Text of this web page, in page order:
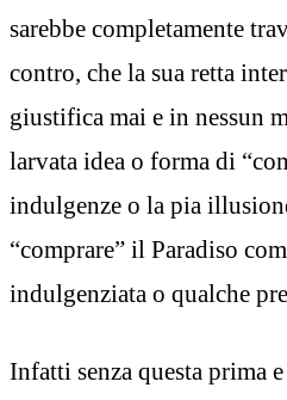
sarebbe completamente
contro, che la sua retta
giustifica mai e in nessun
larvata idea o forma di
indulgenze o la pia
“comprare” il Paradiso
indulgenziata o qualche
Infatti senza questa prima